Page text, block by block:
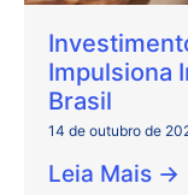
Impulsiona
Brasil
14 de outubro de
Leia Mais →